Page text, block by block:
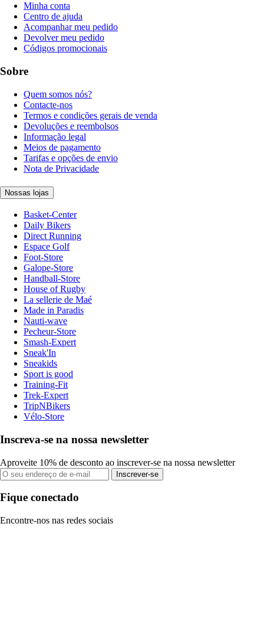
Minha conta
Centro de ajuda
Acompanhar meu pedido
Devolver meu pedido
Códigos promocionais
Sobre
Quem somos nós?
Contacte-nos
Termos e condições gerais de venda
Devoluções e reembolsos
Informação legal
Meios de pagamento
Tarifas e opções de envio
Nota de Privacidade
Nossas lojas
Basket-Center
Daily Bikers
Direct Running
Espace Golf
Foot-Store
Galope-Store
Handball-Store
House of Rugby
La sellerie de Maé
Made in Paradis
Nauti-wave
Pecheur-Store
Smash-Expert
Sneak'In
Sneakids
Sport is good
Training-Fit
Trek-Expert
TripNBikers
Vélo-Store
Inscreva-se na nossa newsletter
Aproveite 10% de desconto ao inscrever-se na nossa newsletter
Inscrever-se
Fique conectado
Encontre-nos nas redes sociais